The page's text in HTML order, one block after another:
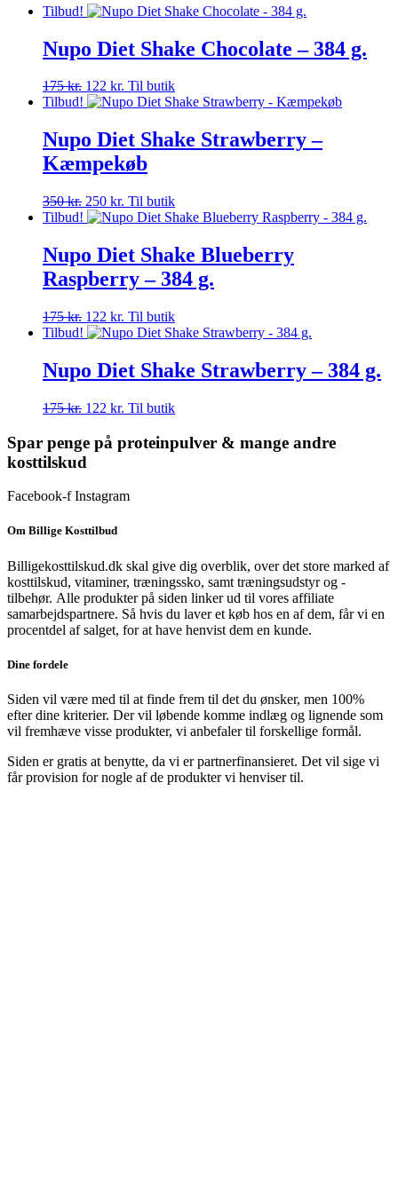
Tilbud!
Nupo Diet Shake Chocolate – 384 g.
175kr. Den
oprindelige
var:
175 kr..
122 kr. Den
aktuelle
er:
122 kr..
Til butik
Tilbud!
Nupo Diet Shake Strawberry –
Kæmpekøb
350kr. Den
oprindelige
var:
350 kr..
250 kr. Den
aktuelle
er:
250 kr..
Til butik
Tilbud!
Nupo Diet Shake Blueberry
Raspberry – 384 g.
175kr. Den
oprindelige
var:
175 kr..
122 kr. Den
aktuelle
er:
122 kr..
Til butik
Tilbud!
Nupo Diet Shake Strawberry – 384 g.
175kr. Den
pris
var:
175 kr..
122 kr. Den
pris
Til butik
Spar penge på proteinpulver & mange andre
kosttilskud
Facebook-f Instagram
Om Billige Kosttilbud
Billigekosttilskud.dk skal give dig overblik, over det store marked af
kosttilskud, vitaminer, træningssko, samt træningsudstyr og -
tilbehør. Alle produkter på siden linker ud til vores affiliate
samarbejdspartnere. Så hvis du laver et køb hos en af dem, får vi en
procentdel af salget, for at have henvist dem en kunde.
Dine fordele
Siden vil være med til at finde frem til det du ønsker, men 100%
efter dine kriterier. Der vil løbende komme indlæg og lignende som
vil fremhæve visse produkter, vi anbefaler til forskellige formål.
Siden er gratis at benytte, da vi er partnerfinansieret. Det vil sige vi
får provision for nogle af de produkter vi henviser til.